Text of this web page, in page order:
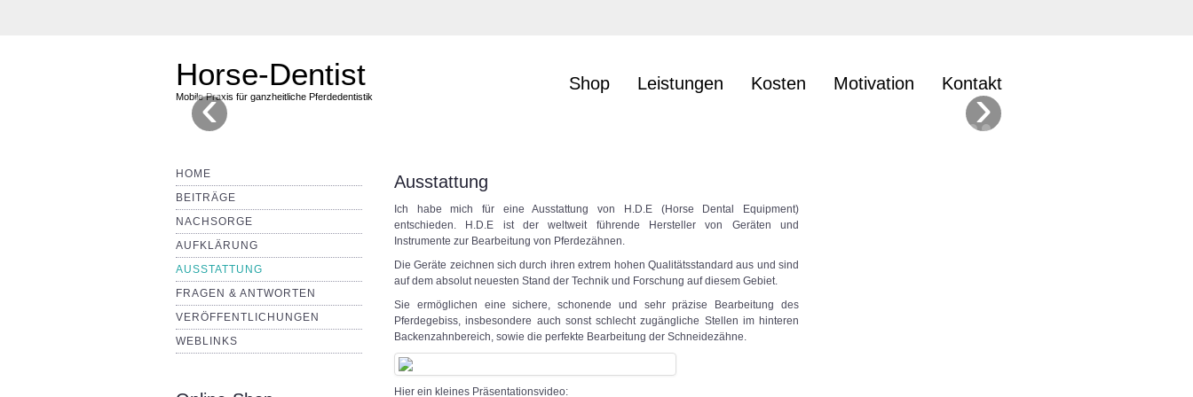
Horse-Dentist
Mobile Praxis für ganzheitliche Pferdedentistik
Shop Leistungen Kosten Motivation Kontakt
‹ ›
HOME
BEITRÄGE
NACHSORGE
AUFKLÄRUNG
AUSSTATTUNG
FRAGEN & ANTWORTEN
VERÖFFENTLICHUNGEN
WEBLINKS
Ausstattung
Ich habe mich für eine Ausstattung von H.D.E (Horse Dental Equipment)
entschieden. H.D.E ist der weltweit führende Hersteller von Geräten und
Instrumente zur Bearbeitung von Pferdezähnen.
Die Geräte zeichnen sich durch ihren extrem hohen Qualitätsstandard aus und sind
auf dem absolut neuesten Stand der Technik und Forschung auf diesem Gebiet.
Sie ermöglichen eine sichere, schonende und sehr präzise Bearbeitung des
Pferdegebiss, insbesondere auch sonst schlecht zugängliche Stellen im hinteren
Backenzahnbereich, sowie die perfekte Bearbeitung der Schneidezähne.
Hier ein kleines Präsentationsvideo: